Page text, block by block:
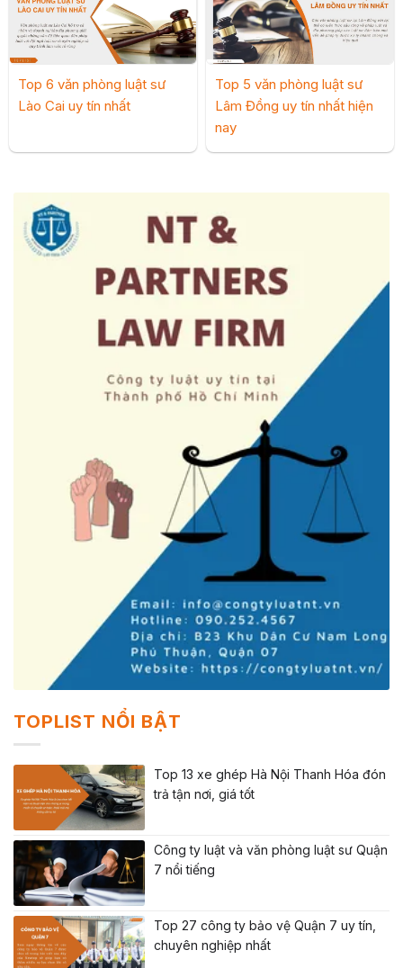
TOPLIST NỔI BẬT
Top 13 xe ghép Hà Nội Thanh Hóa đón
trả tận nơi, giá tốt
Công ty luật và văn phòng luật sư Quận
7 nổi tiếng
Top 27 công ty bảo vệ Quận 7 uy tín,
chuyên nghiệp nhất
Top 6 văn phòng luật sư
Lào Cai uy tín nhất
Top 5 văn phòng luật sư
Lâm Đồng uy tín nhất hiện
nay